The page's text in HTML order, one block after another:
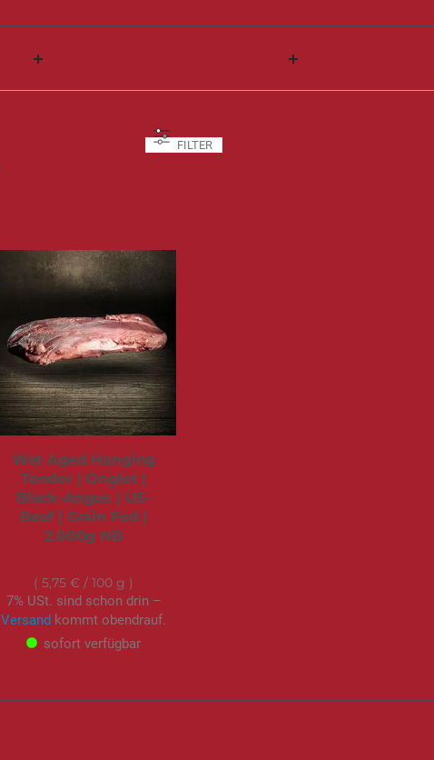
FILTER
Wet Aged Hanging
Tender | Onglet |
Black-Angus | US-
Beef | Grain Fed |
2.000g NB
5,75 € / 100 g
7% USt. sind schon drin –
Versand kommt obendrauf.
sofort verfügbar